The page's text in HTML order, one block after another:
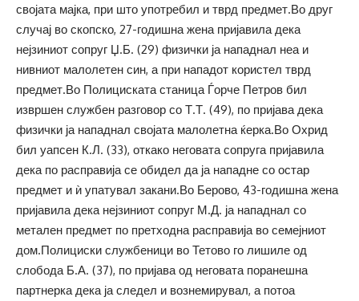
својата мајка, при што употребил и тврд предмет.Во друг
случај во скопско, 27-годишна жена пријавила дека
нејзиниот сопруг Џ.Б. (29) физички ја нападнал неа и
нивниот малолетен син, а при нападот користел тврд
предмет.Во Полициската станица Ѓорче Петров бил
извршен службен разговор со Т.Т. (49), по пријава дека
физички ја нападнал својата малолетна ќерка.Во Охрид
бил уапсен К.Л. (33), откако неговата сопруга пријавила
дека по расправија се обидел да ја нападне со остар
предмет и ѝ упатувал закани.Во Берово, 43-годишна жена
пријавила дека нејзиниот сопруг М.Д. ја нападнал со
метален предмет по претходна расправија во семејниот
дом.Полициски службеници во Тетово го лишиле од
слобода Б.А. (37), по пријава од неговата поранешна
партнерка дека ја следел и вознемирувал, а потоа